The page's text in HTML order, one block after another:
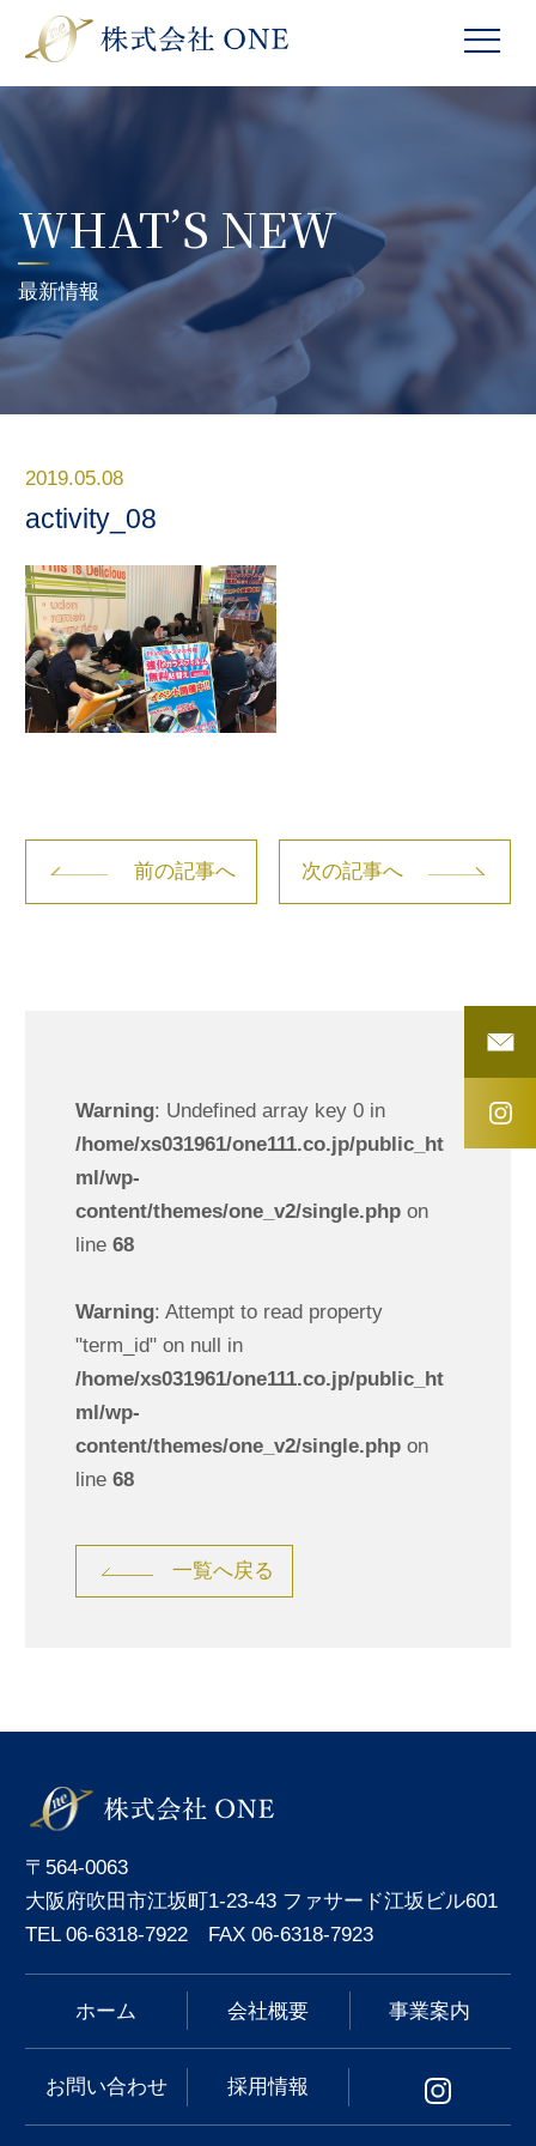
WHAT’S NEW
最新情報
2019.05.08
activity_08
前の記事へ 次の記事へ
Warning: Undefined array key 0 in
/home/xs031961/one111.co.jp/public_ht
ml/wp-
content/themes/one_v2/single.phpon
line 68
Warning: Attempt to read property
"term_id" on null in
/home/xs031961/one111.co.jp/public_ht
ml/wp-
content/themes/one_v2/single.phpon
line 68
一覧へ戻る
〒564-0063
大阪府吹田市江坂町1-23-43 ファサード江坂ビル601
TEL 06-6318-7922 FAX 06-6318-7923
ホーム 会社概要 事業案内
お問い合わせ 採用情報